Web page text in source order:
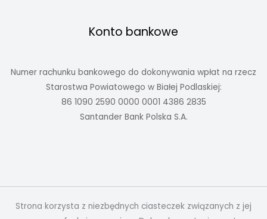
Konto bankowe
Numer rachunku bankowego do dokonywania wpłat na rzecz
Starostwa Powiatowego w Białej Podlaskiej:
86 1090 2590 0000 0001 4386 2835
Santander Bank Polska S.A.
Strona korzysta z niezbędnych ciasteczek związanych z jej